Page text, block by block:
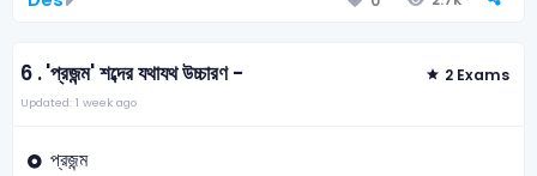
6 .'প্রজন্ম' শব্দের যথাযথ উচ্চারণ - 2 Exams
Updated: 1 week ago
প্রজন্ম